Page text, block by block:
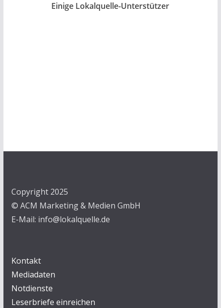
Einige Lokalquelle-Unterstützer
Copyright 2025
© ACM Marketing & Medien GmbH
E-Mail: info@lokalquelle.de
Kontakt
Mediadaten
Notdienste
Leserbriefe einreichen